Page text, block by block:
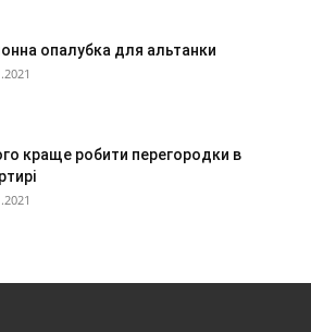
опалубка для альтанки
краще робити перегородки в